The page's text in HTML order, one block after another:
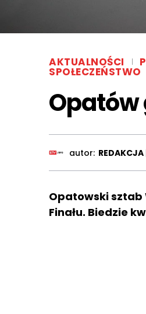
AKTUALNOŚCI
SPOŁECZEŃSTWO
autor:
Opatowski sztab
Finału. Biedzie